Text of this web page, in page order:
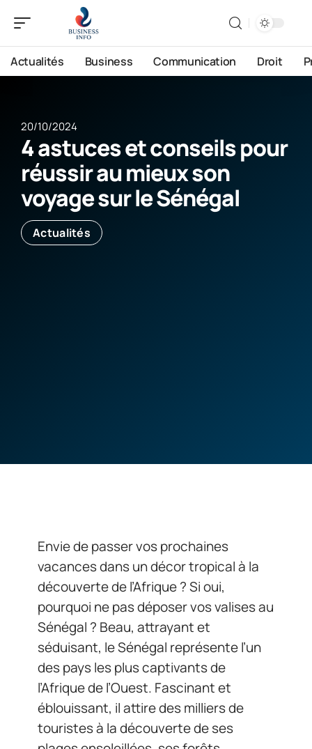
Actualités Business Communication Droit
20/10/2024
4 astuces et conseils pour
réussir au mieux son
voyage sur le Sénégal
Actualités
Envie de passer vos prochaines
vacances dans un décor tropical à la
découverte de l’Afrique ? Si oui,
pourquoi ne pas déposer vos valises au
Sénégal ? Beau, attrayant et
séduisant, le Sénégal représente l’un
des pays les plus captivants de
l’Afrique de l’Ouest. Fascinant et
éblouissant, il attire des milliers de
touristes à la découverte de ses